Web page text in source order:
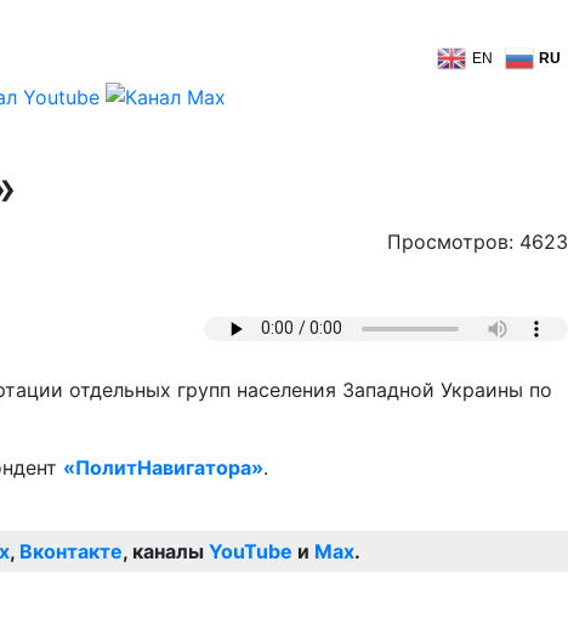
EN RU
Просмотров: 4623
отдельных групп населения Западной Украины по
«ПолитНавигатора».
, Вконтакте, каналы YouTube и Max.